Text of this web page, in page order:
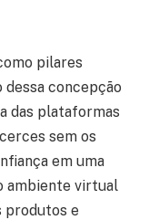
pilares
concepção
das plataformas
sem os
em uma
ambiente virtual
produtos e